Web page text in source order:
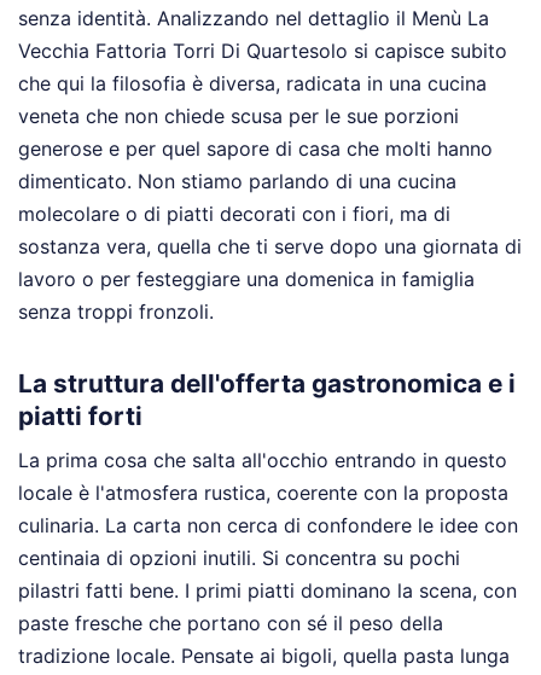
senza identità. Analizzando nel dettaglio il Menù La
Vecchia Fattoria Torri Di Quartesolo si capisce subito
che qui la filosofia è diversa, radicata in una cucina
veneta che non chiede scusa per le sue porzioni
generose e per quel sapore di casa che molti hanno
dimenticato. Non stiamo parlando di una cucina
molecolare o di piatti decorati con i fiori, ma di
sostanza vera, quella che ti serve dopo una giornata di
lavoro o per festeggiare una domenica in famiglia
senza troppi fronzoli.
La struttura dell'offerta gastronomica e i
piatti forti
La prima cosa che salta all'occhio entrando in questo
locale è l'atmosfera rustica, coerente con la proposta
culinaria. La carta non cerca di confondere le idee con
centinaia di opzioni inutili. Si concentra su pochi
pilastri fatti bene. I primi piatti dominano la scena, con
paste fresche che portano con sé il peso della
tradizione locale. Pensate ai bigoli, quella pasta lunga